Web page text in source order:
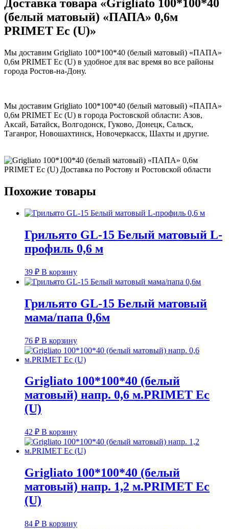
Доставка товара «Grigliato 100*100*40
(белый матовый) «ПАПА» 0,6м
PRIMET Ec (U)»
Мы доставим Grigliato 100*100*40 (белый матовый) «ПАПА»
0,6м PRIMET Ec (U) в удобное для вас время во все районы
города Ростов-на-Дону.
Мы доставим Grigliato 100*100*40 (белый матовый) «ПАПА»
0,6м PRIMET Ec (U) в города Ростовской области: Азов,
Аксай, Батайск, Волгодонск, Гуково, Донецк, Сальск,
Таганрог, Новошахтинск, Новочеркасск, Шахты и другие.
Похожие товары
Грильято GL-15 Белый матовый L-
профиль 0,6 м
39 ₽ В корзину
Грильято GL-15 Белый матовый
мама/папа 0,6м
76 ₽ В корзину
Grigliato 100*100*40 (белый
матовый) напр. 0,6 м.PRIMET Ec
(U)
42 ₽ В корзину
Grigliato 100*100*40 (белый
матовый) напр. 1,2 м.PRIMET Ec
(U)
84 ₽ В корзину